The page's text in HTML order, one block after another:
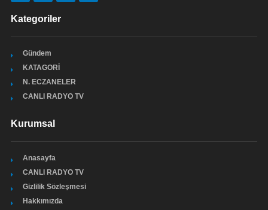
Kategoriler
Gündem
KATAGORİ
N. ECZANELER
CANLI RADYO TV
Kurumsal
Anasayfa
CANLI RADYO TV
Gizlilik Sözleşmesi
Hakkımızda